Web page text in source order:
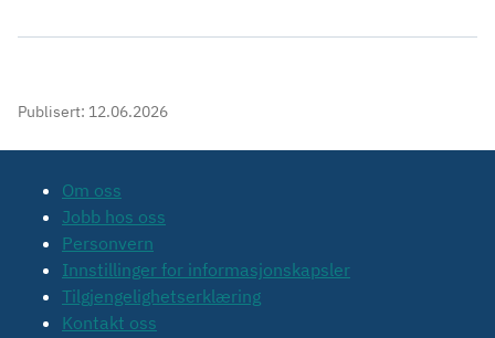
Publisert: 12.06.2026
Om oss
Jobb hos oss
Personvern
Innstillinger for informasjonskapsler
Tilgjengelighetserklæring
Kontakt oss